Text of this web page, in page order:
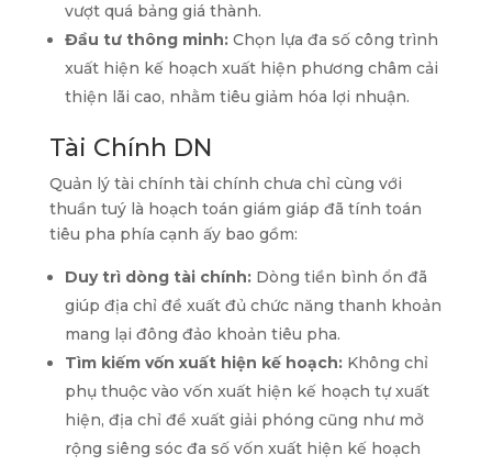
vượt quá bảng giá thành.
Đầu tư thông minh:Chọn lựa đa số công trình
xuất hiện kế hoạch xuất hiện phương châm cải
thiện lãi cao, nhằm tiêu giảm hóa lợi nhuận.
Tài Chính DN
Quản lý tài chính tài chính chưa chỉ cùng với
thuần tuý là hoạch toán giám giáp đã tính toán
tiêu pha phía cạnh ấy bao gồm:
Duy trì dòng tài chính:Dòng tiền bình ổn đã
giúp địa chỉ đề xuất đủ chức năng thanh khoản
mang lại đông đảo khoản tiêu pha.
Tìm kiếm vốn xuất hiện kế hoạch:Không chỉ
phụ thuộc vào vốn xuất hiện kế hoạch tự xuất
hiện, địa chỉ đề xuất giải phóng cũng như mở
rộng siêng sóc đa số vốn xuất hiện kế hoạch